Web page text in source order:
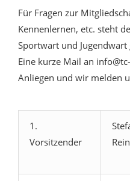
Für Fragen zur
Kennenlernen, etc. steht
Sportwart und
Eine kurze Mail an
Anliegen und wir melden
1.
Vorsitzender